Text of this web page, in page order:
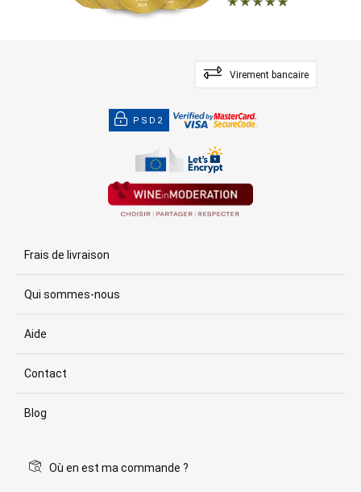
Virement bancaire
PSD2
Frais de livraison
Qui sommes-nous
Aide
Contact
Blog
Où en est ma commande ?